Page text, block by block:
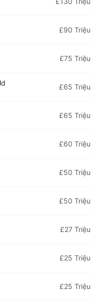
£90 Triệu
£75 Triệu
£65 Triệu
£65 Triệu
£60 Triệu
£50 Triệu
£50 Triệu
£27 Triệu
£25 Triệu
£25 Triệu